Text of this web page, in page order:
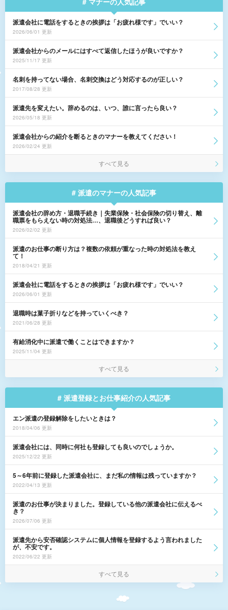
派遣会社に電話をするときの挨拶は「お疲れ様です」でいい？
2026/06/01 更新
派遣会社からのメールにはすべて返信したほうが良いですか？
2025/11/17 更新
名刺を持ってない場合、名刺交換はどう対応するのが正しい？
2017/08/28 更新
派遣先を変えたい。辞めるのは、いつ、誰に言ったら良い？
2026/05/18 更新
派遣会社からの紹介を断るときのマナーを教えてください！
2026/02/24 更新
すべて見る
# 派遣のマナーの人気記事
派遣会社の辞め方・退職手続き｜失業保険・社会保険の切り替え、離
職票をもらえない時の対処法…、退職後どうすれば良い？
2026/02/02 更新
派遣のお仕事の断り方は？複数の依頼が重なった時の対処法を教え
て！
2018/04/21 更新
派遣会社に電話をするときの挨拶は「お疲れ様です」でいい？
2026/06/01 更新
退職時は菓子折りなどを持っていくべき？
2021/06/28 更新
有給消化中に派遣で働くことはできますか？
2025/11/04 更新
すべて見る
# 派遣登録とお仕事紹介の人気記事
エン派遣の登録解除をしたいときは？
2018/04/06 更新
派遣会社には、同時に何社も登録しても良いのでしょうか。
2025/12/22 更新
5～6年前に登録した派遣会社に、まだ私の情報は残っていますか？
2022/04/13 更新
派遣のお仕事が決まりました。登録している他の派遣会社に伝えるべ
き？
2026/07/06 更新
派遣先から安否確認システムに個人情報を登録するよう言われました
が、不安です。
2022/06/22 更新
すべて見る